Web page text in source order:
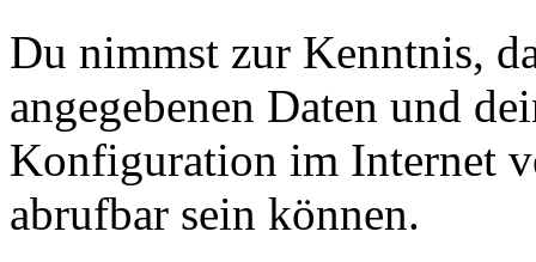
Du nimmst zur Kenntnis,
angegebenen Daten und
Konfiguration im Internet
abrufbar sein können.